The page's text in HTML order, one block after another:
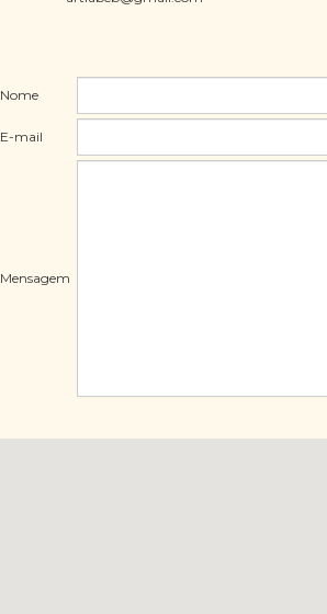
Nome
E-mail
Mensagem